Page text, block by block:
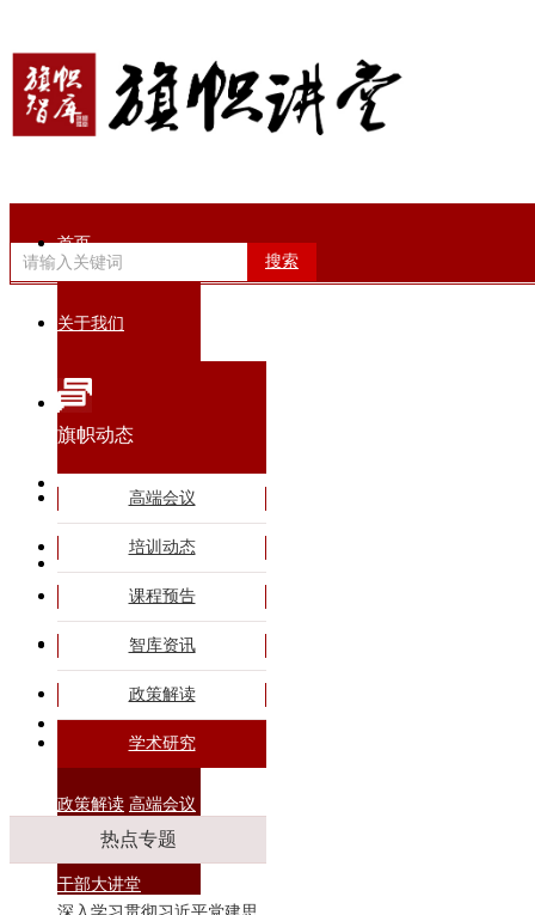
搜索
首页
关于我们
旗帜动态
智库专家
旗帜课程
商务合作
政策解读 高端会议
干部大讲堂
旗帜动态
高端会议
培训动态
课程预告
智库资讯
政策解读
学术研究
热点专题